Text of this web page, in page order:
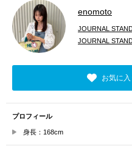
enomoto
JOURNAL
JOURNAL
お気に
プロフィール
身長：168cm